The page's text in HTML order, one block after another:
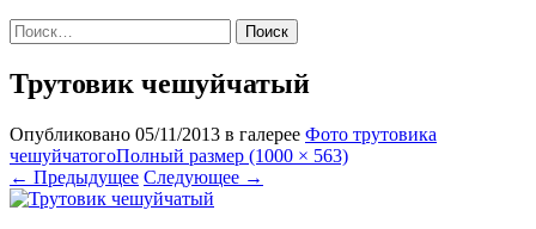
Найти:
Трутовик чешуйчатый
Опубликовано 05/11/2013 в галерее Фото трутовика
чешуйчатогоПолный размер (1000 × 563)
← Предыдущее Следующее →